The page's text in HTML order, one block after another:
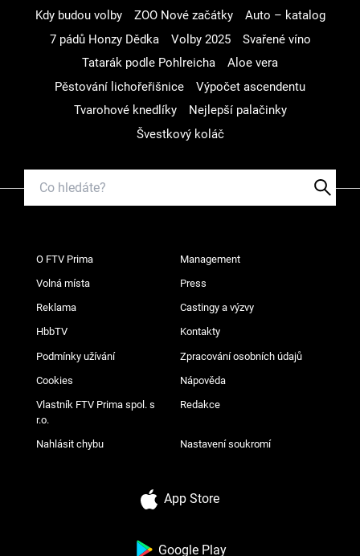
Kdy budou volby
ZOO Nové začátky
Auto – katalog
7 pádů Honzy Dědka
Volby 2025
Svařené víno
Tatarák podle Pohlreicha
Aloe vera
Pěstování lichořeřišnice
Výpočet ascendentu
Tvarohové knedlíky
Nejlepší palačinky
Švestkový koláč
O FTV Prima Management
Volná místa Press
Reklama Castingy a výzvy
HbbTV Kontakty
Podmínky užívání Zpracování osobních údajů
Cookies Nápověda
Vlastník FTV Prima spol. s
r.o.
Redakce
Nahlásit chybu Nastavení soukromí
App Store
Google Play